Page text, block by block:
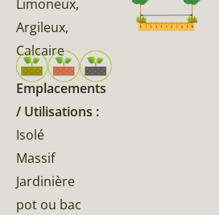
Limoneux,
Argileux,
Calcaire
Emplacements
/ Utilisations :
Isolé
Massif
Jardinière
pot ou bac